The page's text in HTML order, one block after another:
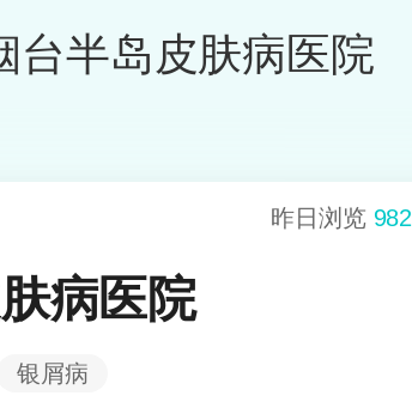
台半岛皮肤病医院
昨日浏览 982
病医院
银屑病